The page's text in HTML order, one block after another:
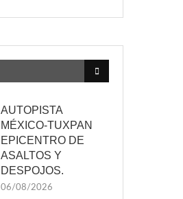
AUTOPISTA
MÉXICO-TUXPAN
EPICENTRO DE
ASALTOS Y
DESPOJOS.
06/08/2026